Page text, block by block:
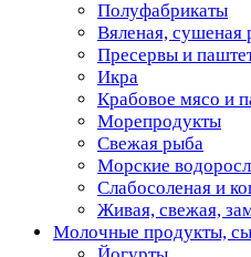
Полуфабрикаты
Вяленая, сушеная
Пресервы и
Икра
Крабовое мясо и
Морепродукты
Свежая рыба
Морские
Слабосоленая и
Живая, свежая,
Молочные продукты,